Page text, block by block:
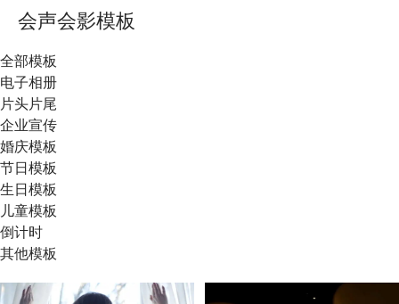
会声会影模板
全部模板
电子相册
片头片尾
企业宣传
婚庆模板
节日模板
生日模板
儿童模板
倒计时
其他模板